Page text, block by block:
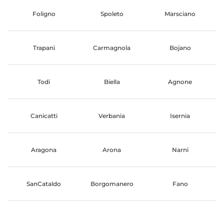
Foligno Spoleto Marsciano
Trapani Carmagnola Bojano
Todi Biella Agnone
Canicatti Verbania Isernia
Aragona Arona Narni
SanCataldo Borgomanero Fano